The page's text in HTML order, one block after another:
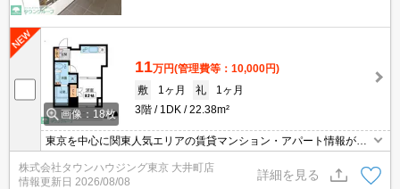
画像：18枚
11万円(管理費等：10,000円)
敷
1ヶ月 礼
1ヶ月
3階
1DK 22.38m²
東京を中心に関東人気エリアの賃貸マンション・アパート情報が豊
アパートをお探しします！
株式会社タウンハウジング東京 大井町店
情報更新日 2026/08/08
詳細を見る